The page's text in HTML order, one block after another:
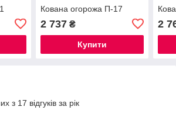
Кована огорожа П-17
2 737₴
Купити
2
з 17 відгуків за рік